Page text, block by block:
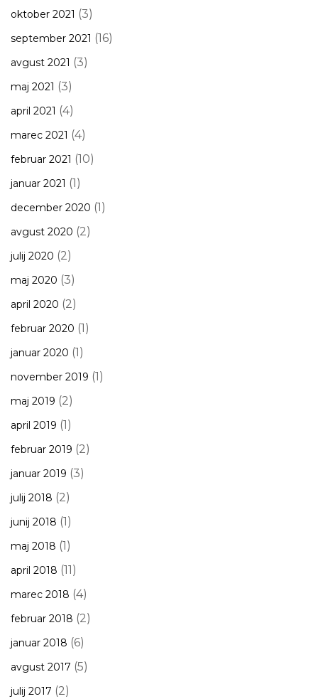
oktober 2021 (3)
september 2021 (16)
avgust 2021 (3)
maj 2021 (3)
april 2021 (4)
marec 2021 (4)
februar 2021 (10)
januar 2021 (1)
december 2020 (1)
avgust 2020 (2)
julij 2020 (2)
maj 2020 (3)
april 2020 (2)
februar 2020 (1)
januar 2020 (1)
november 2019 (1)
maj 2019 (2)
april 2019 (1)
februar 2019 (2)
januar 2019 (3)
julij 2018 (2)
junij 2018 (1)
maj 2018 (1)
april 2018 (11)
marec 2018 (4)
februar 2018 (2)
januar 2018 (6)
avgust 2017 (5)
julij 2017 (2)